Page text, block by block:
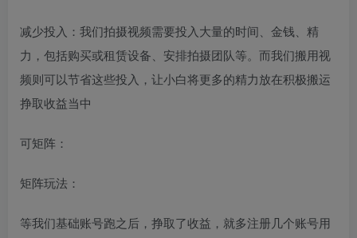
减少投入：我们拍摄视频需要投入大量的时间、金钱、精
力，包括购买或租赁设备、安排拍摄团队等。而我们搬用视
频则可以节省这些投入，让小白将更多的精力放在积极搬运
挣取收益当中
可矩阵：
矩阵玩法：
等我们基础账号跑之后，挣取了收益，就多注册几个账号用